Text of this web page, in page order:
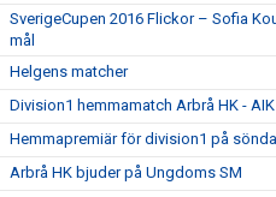
SverigeCupen 2016 Flickor – Sofia
mål
Helgens matcher
Division1 hemmamatch Arbrå HK - AIK
Hemmapremiär för division1 på
Arbrå HK bjuder på Ungdoms SM